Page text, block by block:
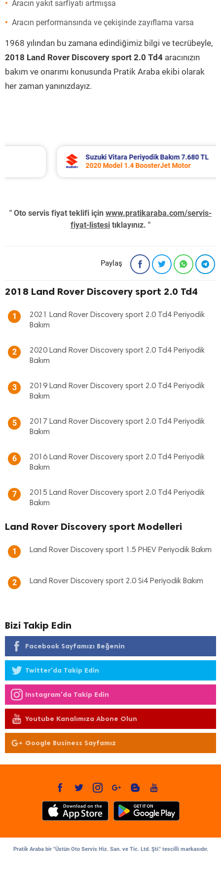
Aracın yakıt sarfiyatı artmışsa
Aracın performansında ve çekişinde zayıflama varsa
1968 yılından bu zamana edindiğimiz bilgi ve tecrübeyle,
2018 Land Rover Discovery sport 2.0 Td4 aracınızın
bakım ve onarımı konusunda Pratik Araba ekibi olarak
her zaman yanınızdayız.
Suzuki Vitara Periyodik Bakım 7.680 TL
2020 Model 1.4 BoosterJet Motor
" Oto servis fiyat teklifi için www.pratikaraba.com/servis-
fiyat-listesi tıklayınız. "
Paylaş
2018 Land Rover Discovery sport 2.0 Td4
1
2021 Land Rover Discovery sport 2.0 Td4 Periyodik
Bakım
2
2020 Land Rover Discovery sport 2.0 Td4 Periyodik
Bakım
3
2019 Land Rover Discovery sport 2.0 Td4 Periyodik
Bakım
5
2017 Land Rover Discovery sport 2.0 Td4 Periyodik
Bakım
6
2016 Land Rover Discovery sport 2.0 Td4 Periyodik
Bakım
7
2015 Land Rover Discovery sport 2.0 Td4 Periyodik
Bakım
Land Rover Discovery sport Modelleri
1 Land Rover Discovery sport 1.5 PHEV Periyodik Bakım
2 Land Rover Discovery sport 2.0 Si4 Periyodik Bakım
Bizi Takip Edin
Facebook Sayfamızı Beğenin
Twitter'da Takip Edin
Instagram'da Takip Edin
Youtube Kanalımıza Abone Olun
Google Business Sayfamız
Pratik Araba bir "Üstün Oto Servis Hiz. San. ve Tic. Ltd. Şti." tescilli markasıdır.